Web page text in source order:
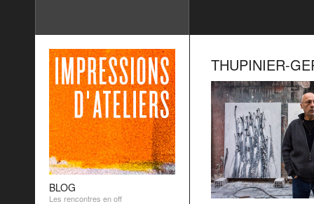
THUPINIER-
BLOG
Les rencontres en off